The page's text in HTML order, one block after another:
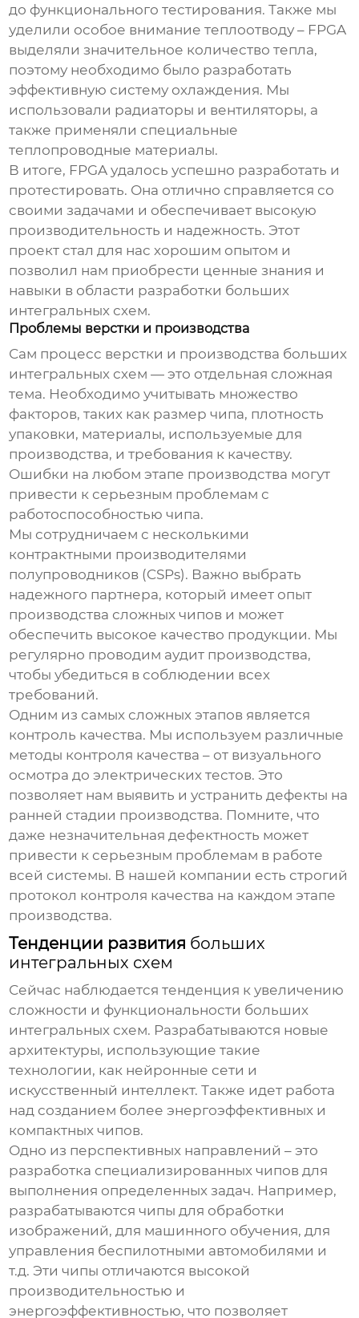
до функционального тестирования. Также мы
уделили особое внимание теплоотводу – FPGA
выделяли значительное количество тепла,
поэтому необходимо было разработать
эффективную систему охлаждения. Мы
использовали радиаторы и вентиляторы, а
также применяли специальные
теплопроводные материалы.
В итоге, FPGA удалось успешно разработать и
протестировать. Она отлично справляется со
своими задачами и обеспечивает высокую
производительность и надежность. Этот
проект стал для нас хорошим опытом и
позволил нам приобрести ценные знания и
навыки в области разработки больших
интегральных схем.
Проблемы верстки и производства
Сам процесс верстки и производства больших
интегральных схем — это отдельная сложная
тема. Необходимо учитывать множество
факторов, таких как размер чипа, плотность
упаковки, материалы, используемые для
производства, и требования к качеству.
Ошибки на любом этапе производства могут
привести к серьезным проблемам с
работоспособностью чипа.
Мы сотрудничаем с несколькими
контрактными производителями
полупроводников (CSPs). Важно выбрать
надежного партнера, который имеет опыт
производства сложных чипов и может
обеспечить высокое качество продукции. Мы
регулярно проводим аудит производства,
чтобы убедиться в соблюдении всех
требований.
Одним из самых сложных этапов является
контроль качества. Мы используем различные
методы контроля качества – от визуального
осмотра до электрических тестов. Это
позволяет нам выявить и устранить дефекты на
ранней стадии производства. Помните, что
даже незначительная дефектность может
привести к серьезным проблемам в работе
всей системы. В нашей компании есть строгий
протокол контроля качества на каждом этапе
производства.
Тенденции развития больших
интегральных схем
Сейчас наблюдается тенденция к увеличению
сложности и функциональности больших
интегральных схем. Разрабатываются новые
архитектуры, использующие такие
технологии, как нейронные сети и
искусственный интеллект. Также идет работа
над созданием более энергоэффективных и
компактных чипов.
Одно из перспективных направлений – это
разработка специализированных чипов для
выполнения определенных задач. Например,
разрабатываются чипы для обработки
изображений, для машинного обучения, для
управления беспилотными автомобилями и
т.д. Эти чипы отличаются высокой
производительностью и
энергоэффективностью, что позволяет